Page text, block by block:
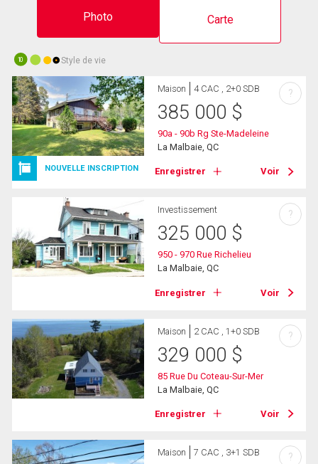
Photo Carte
10 Style de vie
NOUVELLE INSCRIPTION
Maison 4 CAC , 2+0 SDB
385 000 $
90a - 90b Rg Ste-Madeleine
La Malbaie, QC
Enregistrer Voir
?
Investissement
325 000 $
950 - 970 Rue Richelieu
La Malbaie, QC
Enregistrer Voir
?
Maison 2 CAC , 1+0 SDB
329 000 $
85 Rue Du Coteau-Sur-Mer
La Malbaie, QC
Enregistrer Voir
?
Maison 7 CAC , 3+1 SDB ?